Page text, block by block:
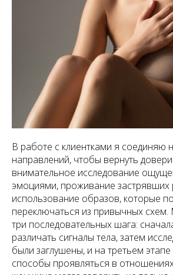
В работе с клиентками я соединяю
направлений, чтобы вернуть
внимательное исследование
эмоциями, проживание застрявших
использование образов, которые
переключаться из привычных
три последовательных шага:
различать сигналы тела, затем
были заглушены, и на третьем
способы проявляться в